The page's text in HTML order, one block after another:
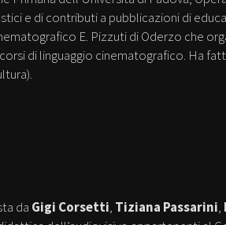
e di contributi a pubblicazioni di
E. Pizzuti di Oderzo che
di linguaggio cinematografico. Ha
da Gigi Corsetti, Tiziana Passarini,